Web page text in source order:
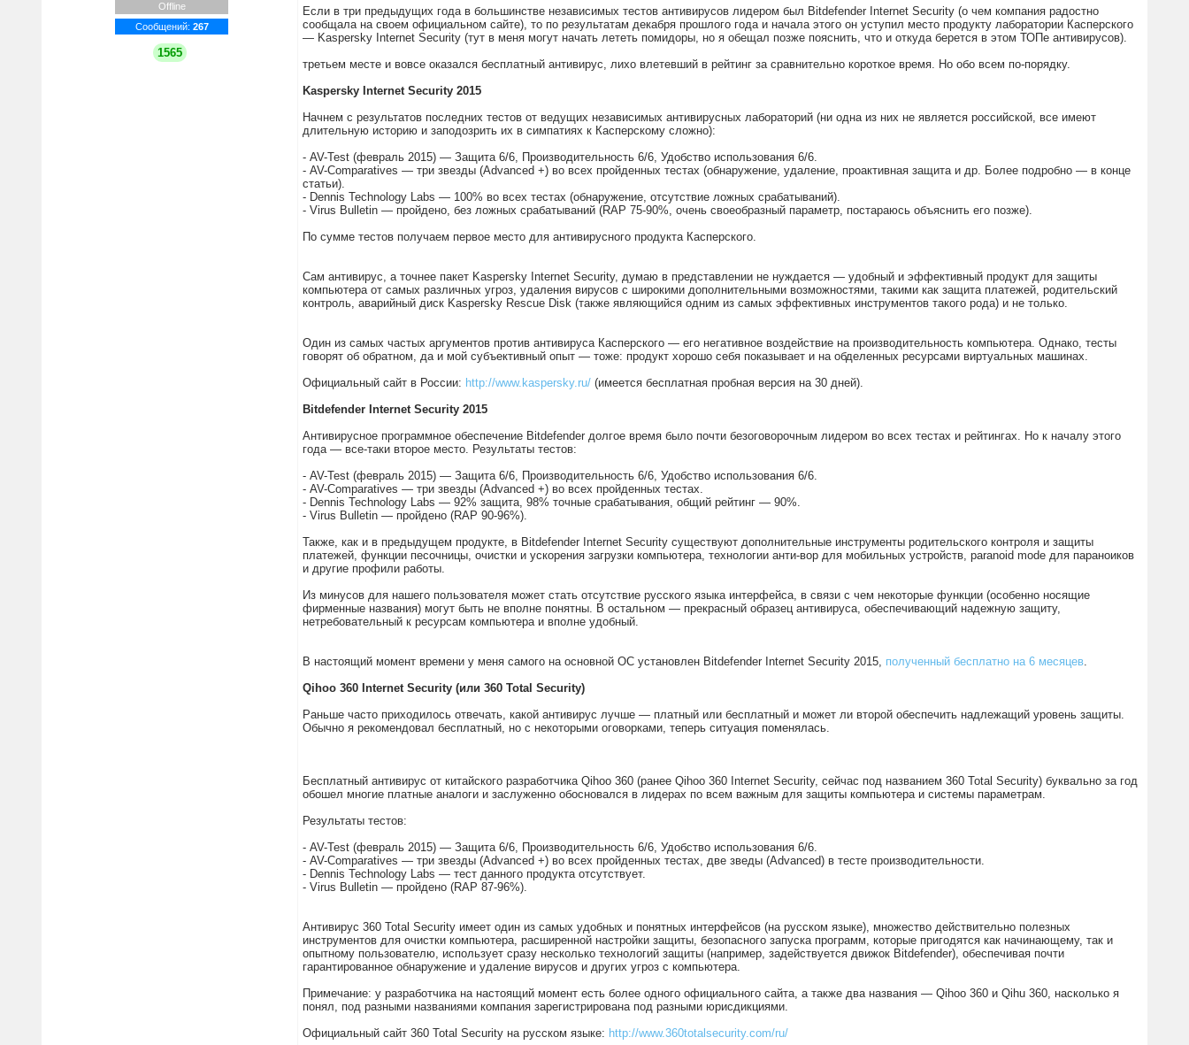
Offline
Сообщений: 267
1565
Если в три предыдущих года в большинстве независимых тестов антивирусов лидером был Bitdefender Internet Security (о чем компания радостно
сообщала на своем официальном сайте), то по результатам декабря прошлого года и начала этого он уступил место продукту лаборатории Касперского
— Kaspersky Internet Security (тут в меня могут начать лететь помидоры, но я обещал позже пояснить, что и откуда берется в этом ТОПе антивирусов).
третьем месте и вовсе оказался бесплатный антивирус, лихо влетевший в рейтинг за сравнительно короткое время. Но обо всем по-порядку.
Kaspersky Internet Security 2015
Начнем с результатов последних тестов от ведущих независимых антивирусных лабораторий (ни одна из них не является российской, все имеют
длительную историю и заподозрить их в симпатиях к Касперскому сложно):
- AV-Test (февраль 2015) — Защита 6/6, Производительность 6/6, Удобство использования 6/6.
- AV-Comparatives — три звезды (Advanced +) во всех пройденных тестах (обнаружение, удаление, проактивная защита и др. Более подробно — в конце
статьи).
- Dennis Technology Labs — 100% во всех тестах (обнаружение, отсутствие ложных срабатываний).
- Virus Bulletin — пройдено, без ложных срабатываний (RAP 75-90%, очень своеобразный параметр, постараюсь объяснить его позже).
По сумме тестов получаем первое место для антивирусного продукта Касперского.
Сам антивирус, а точнее пакет Kaspersky Internet Security, думаю в представлении не нуждается — удобный и эффективный продукт для защиты
компьютера от самых различных угроз, удаления вирусов с широкими дополнительными возможностями, такими как защита платежей, родительский
контроль, аварийный диск Kaspersky Rescue Disk (также являющийся одним из самых эффективных инструментов такого рода) и не только.
Один из самых частых аргументов против антивируса Касперского — его негативное воздействие на производительность компьютера. Однако, тесты
говорят об обратном, да и мой субъективный опыт — тоже: продукт хорошо себя показывает и на обделенных ресурсами виртуальных машинах.
Официальный сайт в России: http://www.kaspersky.ru/ (имеется бесплатная пробная версия на 30 дней).
Bitdefender Internet Security 2015
Антивирусное программное обеспечение Bitdefender долгое время было почти безоговорочным лидером во всех тестах и рейтингах. Но к началу этого
года — все-таки второе место. Результаты тестов:
- AV-Test (февраль 2015) — Защита 6/6, Производительность 6/6, Удобство использования 6/6.
- AV-Comparatives — три звезды (Advanced +) во всех пройденных тестах.
- Dennis Technology Labs — 92% защита, 98% точные срабатывания, общий рейтинг — 90%.
- Virus Bulletin — пройдено (RAP 90-96%).
Также, как и в предыдущем продукте, в Bitdefender Internet Security существуют дополнительные инструменты родительского контроля и защиты
платежей, функции песочницы, очистки и ускорения загрузки компьютера, технологии анти-вор для мобильных устройств, paranoid mode для параноиков
и другие профили работы.
Из минусов для нашего пользователя может стать отсутствие русского языка интерфейса, в связи с чем некоторые функции (особенно носящие
фирменные названия) могут быть не вполне понятны. В остальном — прекрасный образец антивируса, обеспечивающий надежную защиту,
нетребовательный к ресурсам компьютера и вполне удобный.
В настоящий момент времени у меня самого на основной ОС установлен Bitdefender Internet Security 2015, полученный бесплатно на 6 месяцев.
Qihoo 360 Internet Security (или 360 Total Security)
Раньше часто приходилось отвечать, какой антивирус лучше — платный или бесплатный и может ли второй обеспечить надлежащий уровень защиты.
Обычно я рекомендовал бесплатный, но с некоторыми оговорками, теперь ситуация поменялась.
Бесплатный антивирус от китайского разработчика Qihoo 360 (ранее Qihoo 360 Internet Security, сейчас под названием 360 Total Security) буквально за год
обошел многие платные аналоги и заслуженно обосновался в лидерах по всем важным для защиты компьютера и системы параметрам.
Результаты тестов:
- AV-Test (февраль 2015) — Защита 6/6, Производительность 6/6, Удобство использования 6/6.
- AV-Comparatives — три звезды (Advanced +) во всех пройденных тестах, две зведы (Advanced) в тесте производительности.
- Dennis Technology Labs — тест данного продукта отсутствует.
- Virus Bulletin — пройдено (RAP 87-96%).
Антивирус 360 Total Security имеет один из самых удобных и понятных интерфейсов (на русском языке), множество действительно полезных
инструментов для очистки компьютера, расширенной настройки защиты, безопасного запуска программ, которые пригодятся как начинающему, так и
опытному пользователю, использует сразу несколько технологий защиты (например, задействуется движок Bitdefender), обеспечивая почти
гарантированное обнаружение и удаление вирусов и других угроз с компьютера.
Примечание: у разработчика на настоящий момент есть более одного официального сайта, а также два названия — Qihoo 360 и Qihu 360, насколько я
понял, под разными названиями компания зарегистрирована под разными юрисдикциями.
Официальный сайт 360 Total Security на русском языке: http://www.360totalsecurity.com/ru/